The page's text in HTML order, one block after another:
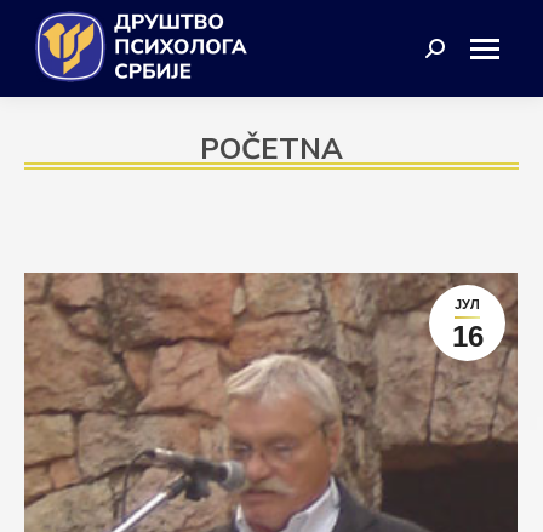
Search:
POČETNA
ЈУЛ
16